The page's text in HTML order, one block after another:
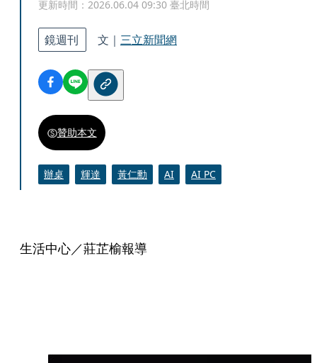
更新時間： 2026.06.04 09:30 臺北時間
鏡週刊 文｜ 三立新聞網
贊助本文
辦桌 輝達 黃仁勳 AI AI PC
生活中心／莊芷榆報導